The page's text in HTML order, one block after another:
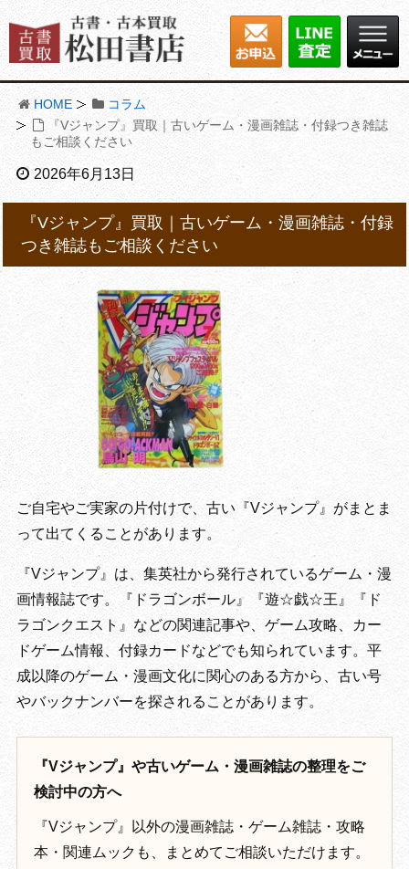
HOME
コラム
『Vジャンプ』買取｜古いゲーム・漫画雑誌・付録つき雑誌
もご相談ください
2026年6月13日
『Vジャンプ』買取｜古いゲーム・漫画雑誌・付録
つき雑誌もご相談ください
ご自宅やご実家の片付けで、古い『Vジャンプ』がまとま
って出てくることがあります。
『Vジャンプ』は、集英社から発行されているゲーム・漫
画情報誌です。『ドラゴンボール』『遊☆戯☆王』『ド
ラゴンクエスト』などの関連記事や、ゲーム攻略、カー
ドゲーム情報、付録カードなどでも知られています。平
成以降のゲーム・漫画文化に関心のある方から、古い号
やバックナンバーを探されることがあります。
『Vジャンプ』や古いゲーム・漫画雑誌の整理をご
検討中の方へ
『Vジャンプ』以外の漫画雑誌・ゲーム雑誌・攻略
本・関連ムックも、まとめてご相談いただけます。